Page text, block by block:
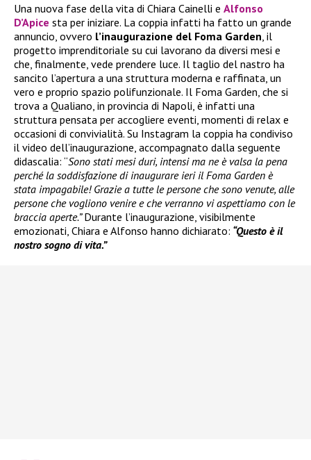
Una nuova fase della vita di Chiara Cainelli e Alfonso
D’Apice sta per iniziare. La coppia infatti ha fatto un grande
annuncio, ovvero l’inaugurazione del Foma Garden , il
progetto imprenditoriale su cui lavorano da diversi mesi e
che, finalmente, vede prendere luce. Il taglio del nastro ha
sancito l’apertura a una struttura moderna e raffinata, un
vero e proprio spazio polifunzionale. Il Foma Garden, che si
trova a Qualiano, in provincia di Napoli, è infatti una
struttura pensata per accogliere eventi, momenti di relax e
occasioni di convivialità. Su Instagram la coppia ha condiviso
il video dell’inaugurazione, accompagnato dalla seguente
didascalia: “Sono stati mesi duri, intensi ma ne è valsa la pena
perché la soddisfazione di inaugurare ieri il Foma Garden è
stata impagabile! Grazie a tutte le persone che sono venute, alle
persone che vogliono venire e che verranno vi aspettiamo con le
braccia aperte.”Durante l’inaugurazione, visibilmente
emozionati, Chiara e Alfonso hanno dichiarato: “Questo è il
nostro sogno di vita.”